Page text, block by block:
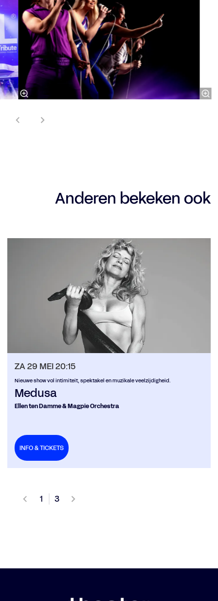
Anderen bekeken ook
Medusa
Ellen ten Damme & Magpie Orchestra
Nieuwe show vol intimiteit, spektakel en muzikale veelzijdigheid.
ZA 29 MEI20:15
INFO & TICKETS
1 3